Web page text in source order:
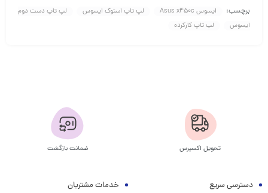
برچسب: ایسوس Asus x450c لپ تاپ استوک ایسوس
لپ تاپ دست دوم
ایسوس
لپ تاپ کارکرده
تحویل اکسپرس ضمانت بازگشت
دسترسی سریع خدمات مشتریان